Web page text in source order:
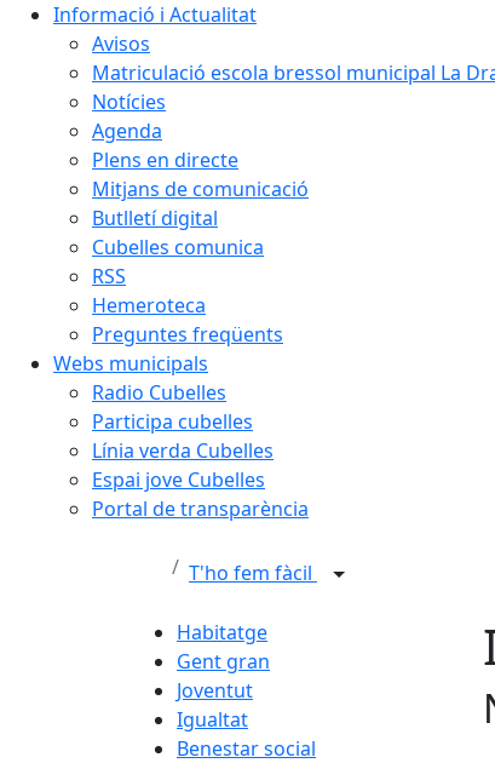
Informació i Actualitat
Avisos
Matriculació escola bressol municipal La
Notícies
Agenda
Plens en directe
Mitjans de comunicació
Butlletí digital
Cubelles comunica
RSS
Hemeroteca
Preguntes freqüents
Webs municipals
Radio Cubelles
Participa cubelles
Línia verda Cubelles
Espai jove Cubelles
Portal de transparència
T'ho fem fàcil
Habitatge
Gent gran
Joventut
Igualtat
Benestar social